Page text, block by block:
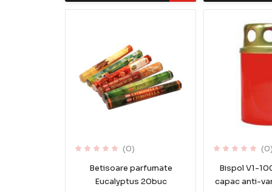
(0)
Betisoare parfumate
Eucalyptus 20buc
(0)
Bispol V1-
capac anti-